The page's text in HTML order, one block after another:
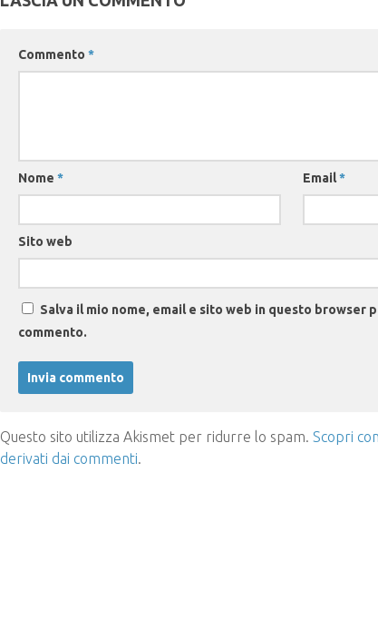
Commento *
Nome * Email*
Sito web
Salva il mio nome, email e sito web in questo browser
commento.
Questo sito utilizza Akismet per ridurre lo spam. Scopri
derivati dai commenti.